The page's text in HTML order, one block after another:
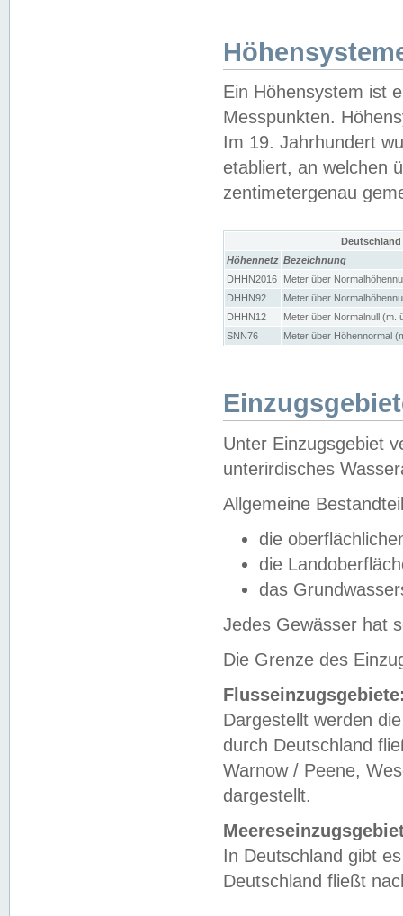
Ein Höhensystem ist
Messpunkten.
Im 19. Jahrhundert
etabliert, an welchen
zentimetergenau
Höhennetz Bezeichnung
DHHN2016
Meter über
DHHN92
Meter über
DHHN12
Meter über Normalnull (m.
SNN76
Meter über Höhennormal
Unter Einzugsgebiet
unterirdisches
Allgemeine
die
die
das
Jedes Gewässer hat
Die Grenze des
Dargestellt werden
durch Deutschland
Warnow / Peene,
dargestellt.
In Deutschland gibt
Deutschland fließt